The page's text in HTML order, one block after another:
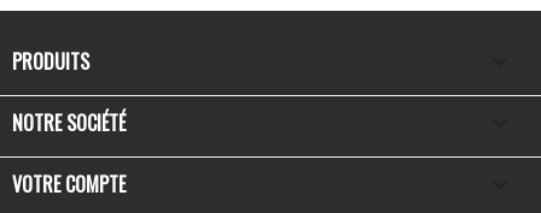
PRODUITS
NOTRE SOCIÉTÉ
VOTRE COMPTE